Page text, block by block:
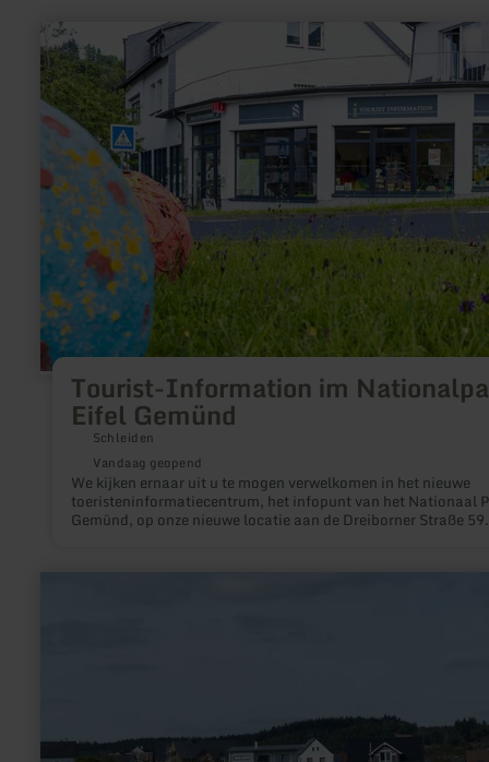
Tourist-Information im
Eifel Gemünd
Schleiden
Vandaag geopend
We kijken ernaar uit u te mogen verwelkomen in het nieuwe
toeristeninformatiecentrum, het infopunt van het Nationaal
Gemünd, op onze nieuwe locatie aan de Dreiborner Straße 59.
meer
informatie
over:
Tourist-
Information
im
Nationalpark
Eifel
Gemünd